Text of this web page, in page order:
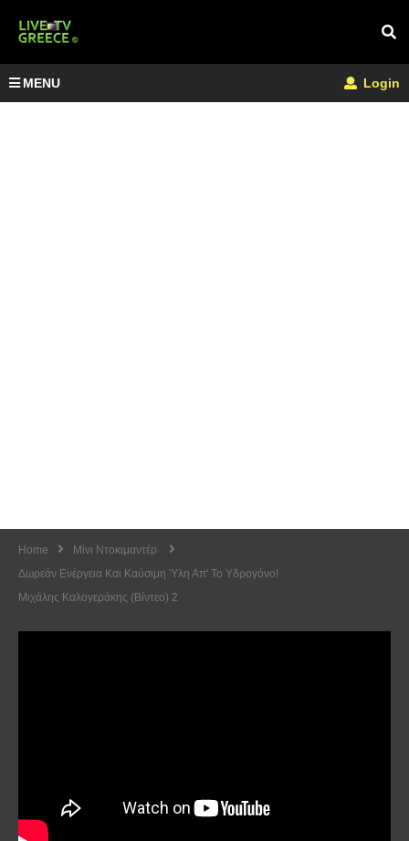
MENU Login
Home
Μίνι Ντοκιμαντέρ
Δωρεάν Ενέργεια Και Καύσιμη Ύλη Απ' Το Υδρογόνο!
Μιχάλης Καλογεράκης (Βίντεο) 2